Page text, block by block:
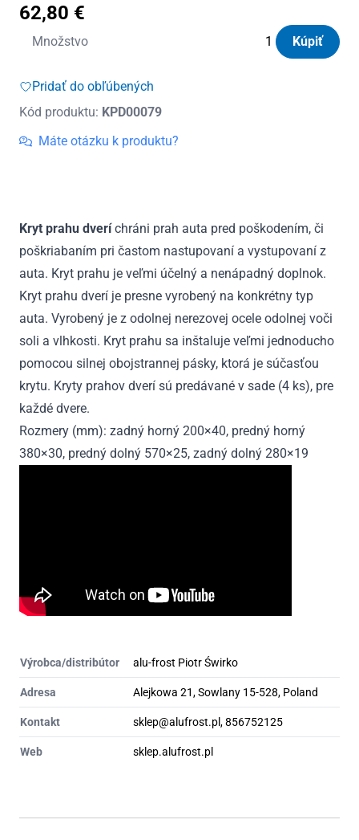
62,80 €
Množstvo
množstvo
prahov
nerezové
Citroen
2017
Kúpiť
Pridať do obľúbených
Kód produktu: KPD00079
Máte otázku k produktu?
Kryt prahu dveríchráni prah auta pred poškodením, či
poškriabaním pri častom nastupovaní a vystupovaní z
auta. Kryt prahu je veľmi účelný a nenápadný doplnok.
Kryt prahu dverí je presne vyrobený na konkrétny typ
auta. Vyrobený je z odolnej nerezovej ocele odolnej voči
soli a vlhkosti. Kryt prahu sa inštaluje veľmi jednoducho
pomocou silnej obojstrannej pásky, ktorá je súčasťou
krytu. Kryty prahov dverí sú predávané v sade (4 ks), pre
každé dvere.
Rozmery (mm): zadný horný 200×40, predný horný
380×30, predný dolný 570×25, zadný dolný 280×19
Výrobca/distribútor alu-frost Piotr Świrko
Adresa Alejkowa 21, Sowlany 15-528, Poland
Kontakt sklep@alufrost.pl, 856752125
Web sklep.alufrost.pl